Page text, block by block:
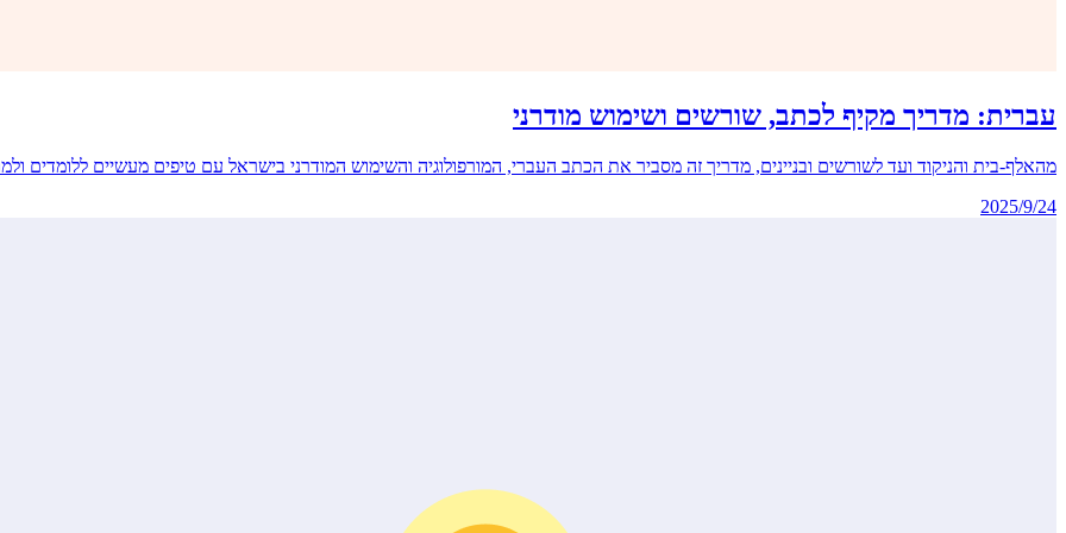
עברית: מדריך מקיף לכתב, שורשים ושימוש מודרני
מהאלף-בית והניקוד ועד לשורשים ובניינים, מדריך זה מסביר את הכתב העברי, המורפולוגיה והשימוש המודרני בישראל עם טיפים מעשיים ללומדים
2025/9/24